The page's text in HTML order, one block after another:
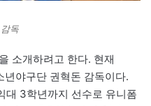
독
소개하려고 한다. 현재
년야구단 권혁돈 감독이다.
대 3학년까지 선수로 유니폼